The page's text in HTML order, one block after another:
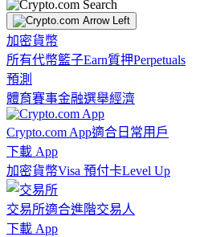
加密貨幣
所有代幣籃子Earn質押Perpetuals
預測
體育賽事金融選舉經濟
Crypto.com App適合日常用戶
下載 App
加密貨幣Visa 預付卡Level Up
交易所適合進階交易人
下載 App